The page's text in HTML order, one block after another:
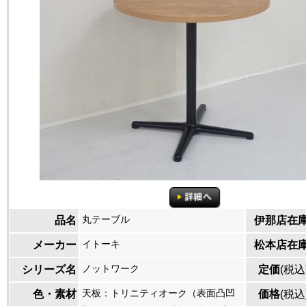
品名 丸テーブル 伊那店在
メーカー イトーキ 松本店在
シリーズ名 ノットワーク 定価(税
色・素材 天板：トリニティオーク（表面凸凹
価格(税